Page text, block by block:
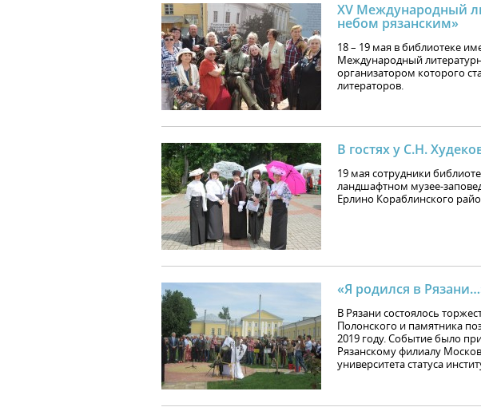
ХV Международный
небом рязанским»
18 – 19 мая в библиотеке
Международный
организатором которого
литераторов.
В гостях у С.Н.
19 мая сотрудники
ландшафтном музее-
Ерлино Кораблинского
«Я родился в
В Рязани состоялось
Полонского и памятника
2019 году. Событие было
Рязанскому филиалу
университета статуса